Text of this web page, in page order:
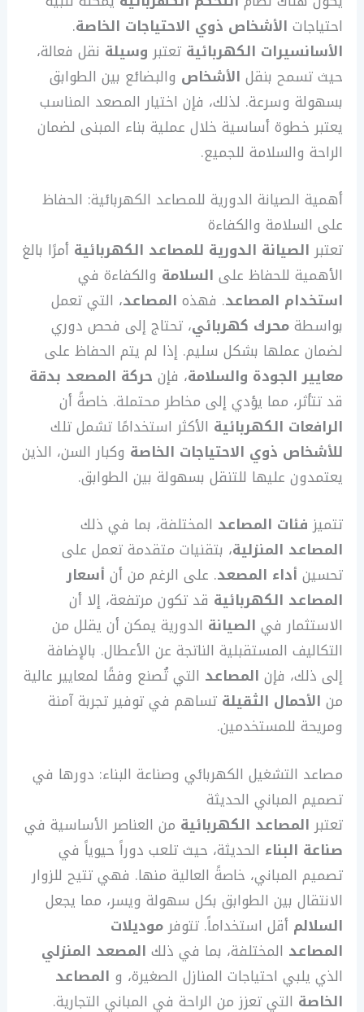
احتياجات الأشخاص ذوي الاحتياجات الخاصة.
الأسانسيرات الكهربائية تعتبر وسيلة نقل فعالة،
حيث تسمح بنقل الأشخاص والبضائع بين الطوابق
بسهولة وسرعة. لذلك، فإن اختيار المصعد المناسب
يعتبر خطوة أساسية خلال عملية بناء المبنى لضمان
الراحة والسلامة للجميع.
أهمية الصيانة الدورية للمصاعد الكهربائية: الحفاظ
على السلامة والكفاءة
تعتبر الصيانة الدورية للمصاعد الكهربائية أمرًا بالغ
الأهمية للحفاظ على السلامة والكفاءة في
استخدام المصاعد. فهذه المصاعد، التي تعمل
بواسطةمحرك كهربائي، تحتاج إلى فحص دوري
لضمان عملها بشكل سليم. إذا لم يتم الحفاظ على
معايير الجودة والسلامة، فإن حركة المصعد بدقة
قد تتأثر، مما يؤدي إلى مخاطر محتملة. خاصةً أن
الرافعات الكهربائية الأكثر استخدامًا تشمل تلك
للأشخاص ذوي الاحتياجات الخاصة وكبار السن، الذين
يعتمدون عليها للتنقل بسهولة بين الطوابق.
تتميزفئات المصاعد المختلفة، بما في ذلك
المصاعد المنزلية، بتقنيات متقدمة تعمل على
تحسين أداء المصعد. على الرغم من أن أسعار
المصاعد الكهربائية قد تكون مرتفعة، إلا أن
الاستثمار في الصيانة الدورية يمكن أن يقلل من
التكاليف المستقبلية الناتجة عن الأعطال. بالإضافة
إلى ذلك، فإن المصاعد التي تُصنع وفقًا لمعايير عالية
من الأحمال الثقيلة تساهم في توفير تجربة آمنة
ومريحة للمستخدمين.
مصاعد التشغيل الكهربائي وصناعة البناء: دورها في
تصميم المباني الحديثة
تعتبر المصاعد الكهربائية من العناصر الأساسية في
صناعة البناء الحديثة، حيث تلعب دوراً حيوياً في
تصميم المباني، خاصةً العالية منها. فهي تتيح للزوار
الانتقال بين الطوابق بكل سهولة ويسر، مما يجعل
السلالم أقل استخداماً. تتوفرموديلات
المصاعد المختلفة، بما في ذلك المصعد المنزلي
الذي يلبي احتياجات المنازل الصغيرة، و المصاعد
الخاصة التي تعزز من الراحة في المباني التجارية.